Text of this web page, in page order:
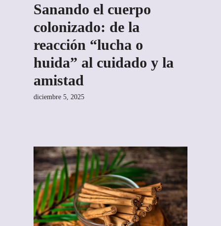
Sanando el cuerpo
colonizado: de la
reacción “lucha o
huida” al cuidado y la
amistad
diciembre 5, 2025